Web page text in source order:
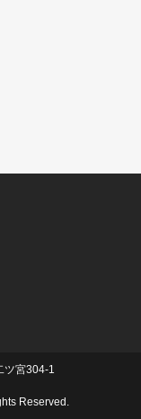
ツ宮304-1
Reserved.